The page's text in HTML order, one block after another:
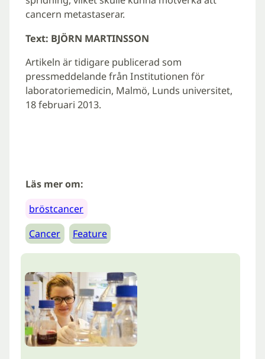
cancern metastaserar.
Text: BJÖRN MARTINSSON
Artikeln är tidigare publicerad som
pressmeddelande från Institutionen för
laboratoriemedicin, Malmö, Lunds universitet,
18 februari 2013.
Läs mer om:
bröstcancer
Cancer
Feature